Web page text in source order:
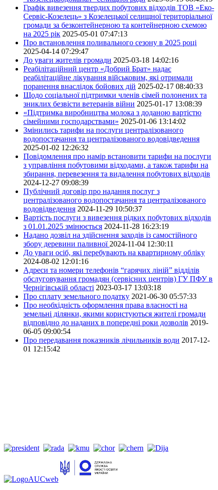
Графік вивезення твердих побутових відходів ТОВ «Еко-
Сервіс-Козелець» з Козелецької селищної територіальної
громади за безконтейнерною та контейнерною схемою
на 2025 рік 2025-05-01 07:47:13
Про встановлення поливального сезону в 2025 році
2025-04-14 07:29:47
До уваги жителів громади 2025-03-18 14:02:16
Реабілітаційний центр «Добрий Брат» надає
реабілітаційне лікування військовим, які отримали
поранення внаслідок бойових дій 2025-02-17 08:40:33
Щодо соціальної підтримки членів сімей полонених та
зниклих безвісти ветеранів війни 2025-01-17 13:08:39
«Підтримка виробництва молока з доданою вартістю
сімейними господарствами» 2025-01-06 13:14:02
Змінились тарифи на послуги централізованого
водопостачання та централізованого водовідведення
2025-01-02 12:26:32
Повідомлення про намір встановити тарифи на послуги
з управління побутовими відходами, а також тарифи на
збирання, перевезення та видалення побутових відходів
2024-12-27 09:08:39
Публічний договір про надання послуг з
централізованого водопостачання та централізованого
водовідведення 2024-11-29 10:50:37
Вартість послуги з вивезення рідких побутових відходів
з 01.01.2025 змінюється 2024-11-28 16:23:19
Надано дозвіл на здійснення заходів із самостійного
збору деревини паливної 2024-11-04 12:30:11
До уваги осіб, які перебувають на квартирному обліку
2024-08-02 12:01:16
Адреси та номери телефонів “гарячих ліній” відділів
обслуговування громадян (сервісних центрів) ГУ ПФУ в
Чернігівській області 2023-03-17 13:03:18
Про сплату земельного податку 2021-06-30 05:57:33
Про необхідність оформлення права власності на
земельні ділянки, якими користуються жителі громади
відповідно до наданих в попередні роки дозволів 2019-
06-05 09:00:54
Про передавання показників лічильників води 2017-12-
01 12:15:42